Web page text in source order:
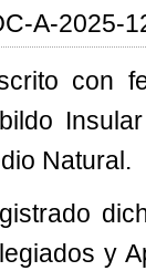
A-2025-
con
Natural.
y